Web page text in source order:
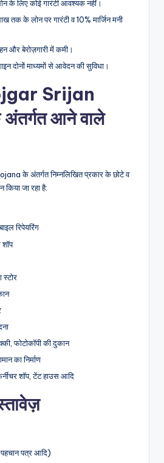
लिए कोई गारंटी आवश्यक नहीं।
के लोन पर गारंटी व 10% मार्जिन मनी
और बेरोज़गारी में कमी।
दोनों माध्यमों से आवेदन की सुविधा।
Srijan
आने वाले
के अंतर्गत निम्नलिखित प्रकार के छोटे व
किया जा रहा है:
रिपेयरिंग
स्टोर
फोटोकॉपी की दुकान
का निर्माण
शॉप, टेंट हाउस आदि
पत्र आदि)